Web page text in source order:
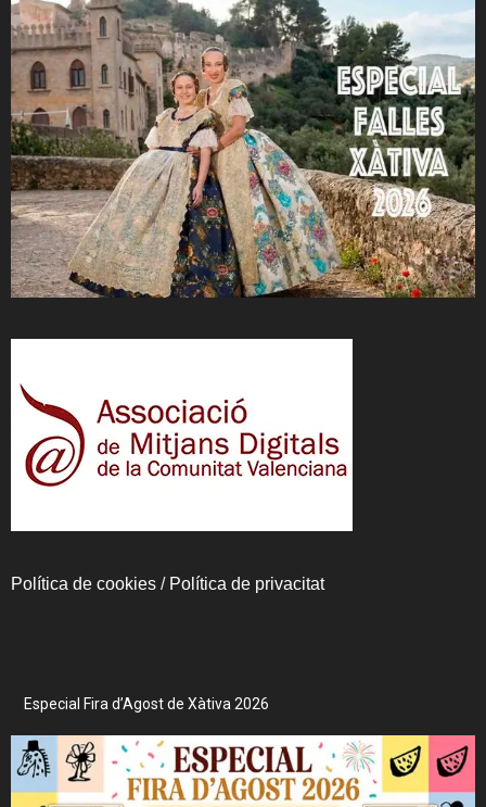
Política de cookies / Política de privacitat
Especial Fira d’Agost de Xàtiva 2026